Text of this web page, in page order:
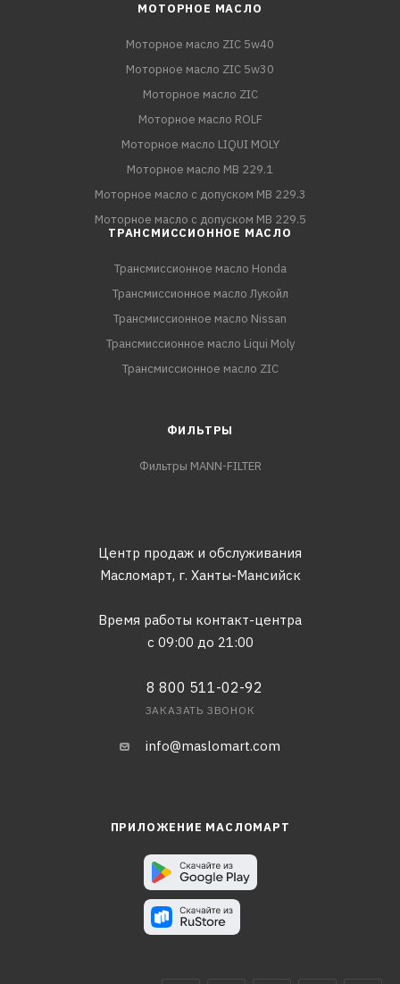
МОТОРНОЕ МАСЛО
Моторное масло ZIC 5w40
Моторное масло ZIC 5w30
Моторное масло ZIC
Моторное масло ROLF
Моторное масло LIQUI MOLY
Моторное масло MB 229.1
Моторное масло с допуском MB 229.3
Моторное масло с допуском MB 229.5
ТРАНСМИССИОННОЕ МАСЛО
Трансмиссионное масло Honda
Трансмиссионное масло Лукойл
Трансмиссионное масло Nissan
Трансмиссионное масло Liqui Moly
Трансмиссионное масло ZIC
ФИЛЬТРЫ
Фильтры MANN-FILTER
Центр продаж и обслуживания
Масломарт, г. Ханты-Мансийск
Время работы контакт-центра
с 09:00 до 21:00
8 800 511-02-92
ЗАКАЗАТЬ ЗВОНОК
info@maslomart.com
ПРИЛОЖЕНИЕ МАСЛОМАРТ